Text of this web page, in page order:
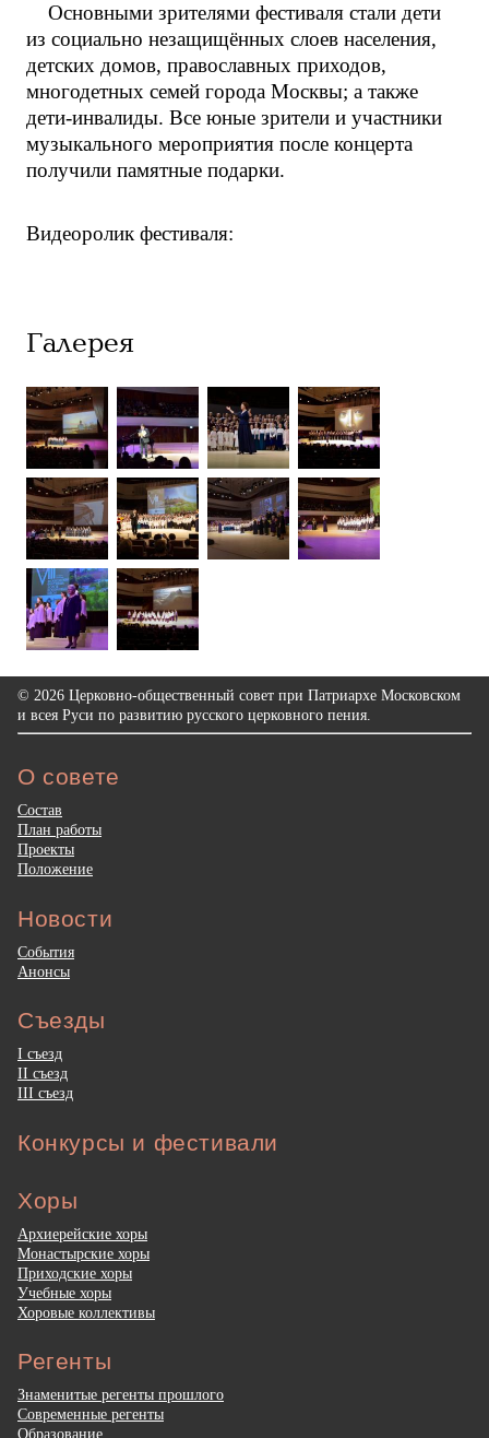
Основными зрителями фестиваля стали дети
из социально незащищённых слоев населения,
детских домов, православных приходов,
многодетных семей города Москвы; а также
дети-инвалиды. Все юные зрители и участники
музыкального мероприятия после концерта
получили памятные подарки.
Видеоролик фестиваля:
Галерея
© 2026 Церковно-общественный совет при Патриархе Московском
и всея Руси по развитию русского церковного пения.
О совете
Состав
План работы
Проекты
Положение
Новости
События
Анонсы
Съезды
I съезд
II съезд
III съезд
Конкурсы и фестивали
Хоры
Архиерейские хоры
Монастырские хоры
Приходские хоры
Учебные хоры
Хоровые коллективы
Регенты
Знаменитые регенты прошлого
Современные регенты
Образование